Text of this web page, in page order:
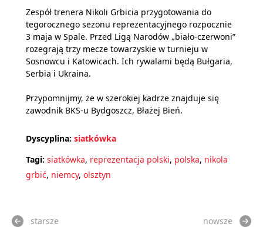
Zespół trenera Nikoli Grbicia przygotowania do
tegorocznego sezonu reprezentacyjnego rozpocznie
3 maja w Spale. Przed Ligą Narodów „biało-czerwoni”
rozegrają trzy mecze towarzyskie w turnieju w
Sosnowcu i Katowicach. Ich rywalami będą Bułgaria,
Serbia i Ukraina.
Przypomnijmy, że w szerokiej kadrze znajduje się
zawodnik BKS-u Bydgoszcz, Błażej Bień.
Dyscyplina: siatkówka
Tagi: siatkówka, reprezentacja polski, polska, nikola
grbić, niemcy, olsztyn
starsze nowsze